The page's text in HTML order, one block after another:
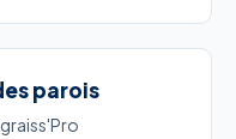
parois